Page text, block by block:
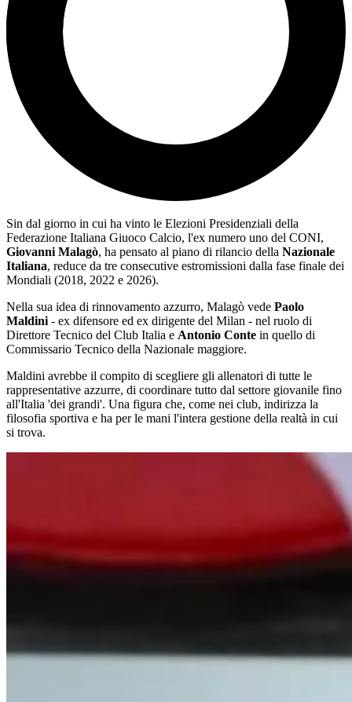
Sin dal giorno in cui ha vinto le Elezioni Presidenziali della
Federazione Italiana Giuoco Calcio, l'ex numero uno del CONI,
Giovanni Malagò, ha pensato al piano di rilancio della Nazionale
Italiana, reduce da tre consecutive estromissioni dalla fase finale dei
Mondiali (2018, 2022 e 2026).
Nella sua idea di rinnovamento azzurro, Malagò vede Paolo
Maldini - ex difensore ed ex dirigente del Milan - nel ruolo di
Direttore Tecnico del Club Italia e Antonio Conte in quello di
Commissario Tecnico della Nazionale maggiore.
Maldini avrebbe il compito di scegliere gli allenatori di tutte le
rappresentative azzurre, di coordinare tutto dal settore giovanile fino
all'Italia 'dei grandi'. Una figura che, come nei club, indirizza la
filosofia sportiva e ha per le mani l'intera gestione della realtà in cui
si trova.